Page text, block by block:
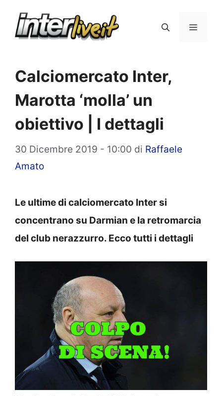
Menu
Calciomercato Inter,
Marotta ‘molla’ un
obiettivo | I dettagli
30 Dicembre 2019 - 10:00 di Raffaele
Amato
Le ultime di calciomercato Inter si
concentrano su Darmian e la retromarcia
del club nerazzurro. Ecco tutti i dettagli